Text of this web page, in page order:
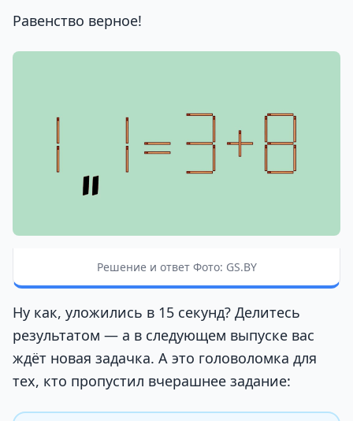
Равенство верное!
Решение и ответ Фото: GS.BY
Ну как, уложились в 15 секунд? Делитесь
результатом — а в следующем выпуске вас
ждёт новая задачка. А это головоломка для
тех, кто пропустил вчерашнее задание: